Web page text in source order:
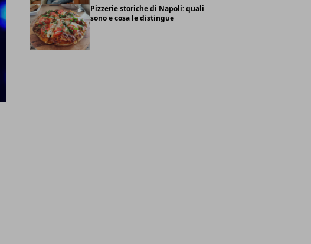
Pizzerie storiche di Napoli: quali
sono e cosa le distingue